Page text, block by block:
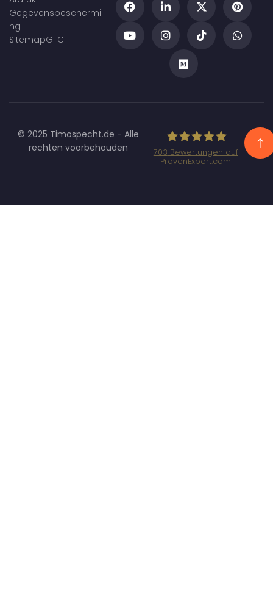
Gegevensbeschermi
ng
SitemapGTC
© 2025 Timospecht.de - Alle
rechten voorbehouden
Marketing GmbH
703 Bewertungen auf
ProvenExpert.com